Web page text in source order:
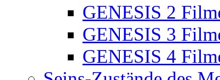
GENESIS 2
GENESIS 3
GENESIS 4